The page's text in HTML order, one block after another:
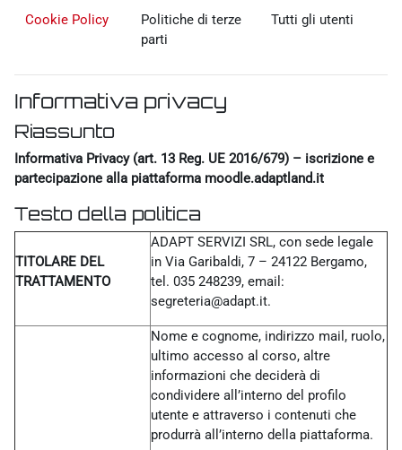
Cookie Policy
Politiche di terze
parti
Tutti gli utenti
Informativa privacy
Riassunto
Informativa Privacy (art. 13 Reg. UE 2016/679) – iscrizione e
partecipazione alla piattaforma moodle.adaptland.it
Testo della politica
TITOLARE DEL
TRATTAMENTO
ADAPT SERVIZI SRL, con sede legale
in Via Garibaldi, 7 – 24122 Bergamo,
tel. 035 248239, email:
segreteria@adapt.it.
Nome e cognome, indirizzo mail, ruolo,
ultimo accesso al corso, altre
informazioni che deciderà di
condividere all’interno del profilo
utente e attraverso i contenuti che
produrrà all’interno della piattaforma.